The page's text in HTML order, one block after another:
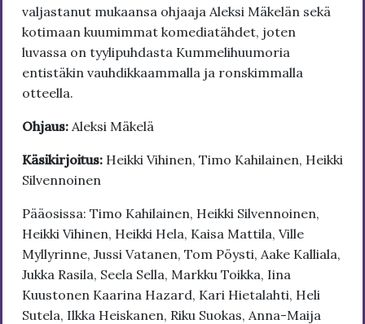
valjastanut mukaansa ohjaaja Aleksi Mäkelän sekä
kotimaan kuumimmat komediatähdet, joten
luvassa on tyylipuhdasta Kummelihuumoria
entistäkin vauhdikkaammalla ja ronskimmalla
otteella.
Ohjaus: Aleksi Mäkelä
Käsikirjoitus: Heikki Vihinen, Timo Kahilainen, Heikki
Silvennoinen
Pääosissa: Timo Kahilainen, Heikki Silvennoinen,
Heikki Vihinen, Heikki Hela, Kaisa Mattila, Ville
Myllyrinne, Jussi Vatanen, Tom Pöysti, Aake Kalliala,
Jukka Rasila, Seela Sella, Markku Toikka, Iina
Kuustonen Kaarina Hazard, Kari Hietalahti, Heli
Sutela, Ilkka Heiskanen, Riku Suokas, Anna-Maija